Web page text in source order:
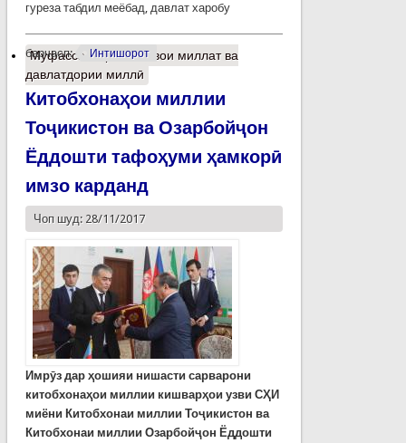
гуреза табдил меёбад, давлат харобу
барчасп: Интишорот
Муфассалтаро Пешвои миллат ва
давлатдории миллӣ
Китобхонаҳои миллии
Тоҷикистон ва Озарбойҷон
Ёддошти тафоҳуми ҳамкорӣ
имзо карданд
Чоп шуд: 28/11/2017
Имрӯз дар ҳошияи нишасти сарварони
китобхонаҳои миллии кишварҳои узви СҲИ
миёни Китобхонаи миллии Тоҷикистон ва
Китобхонаи миллии Озарбойҷон Ёддошти